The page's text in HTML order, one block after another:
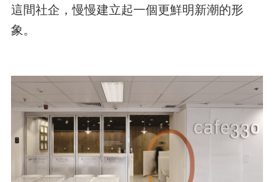
這間社企，慢慢建立起一個更鮮明新潮的形
象。